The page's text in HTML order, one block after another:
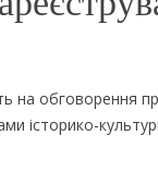
на обговорення
історико-